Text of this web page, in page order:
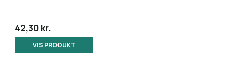
42,30 kr.
VIS PRODUKT